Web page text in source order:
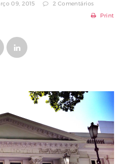
09, 2015 2 Comentários
Print